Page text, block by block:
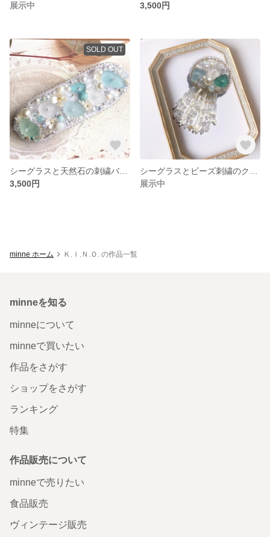
展示中 3,500円
SOLD OUT
シーグラスと天然石の刺繍バレッタ ブルー
3,500円
展示中
minne ホーム Ｋ.Ｉ.Ｎ.Ｏ. の作品一覧
minneを知る
minneについて
minneで買いたい
作品をさがす
ショップをさがす
ランキング
特集
作品販売について
minneで売りたい
食品販売
ヴィンテージ販売